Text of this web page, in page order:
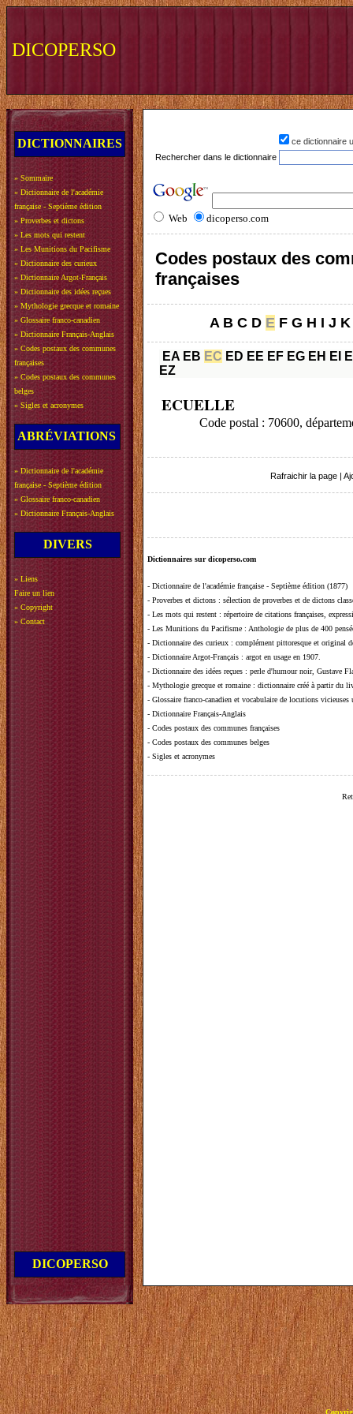
DICOPERSO
DICTIONNAIRES
» Sommaire
» Dictionnaire de l'académie
française - Septième édition
» Proverbes et dictons
» Les mots qui restent
» Les Munitions du Pacifisme
» Dictionnaire des curieux
» Dictionnaire Argot-Français
» Dictionnaire des idées reçues
» Mythologie grecque et romaine
» Glossaire franco-canadien
» Dictionnaire Français-Anglais
» Codes postaux des communes
françaises
» Codes postaux des communes
belges
» Sigles et acronymes
ABRÉVIATIONS
» Dictionnaire de l'académie
française - Septième édition
» Glossaire franco-canadien
» Dictionnaire Français-Anglais
DIVERS
» Liens
Faire un lien
» Copyright
» Contact
DICOPERSO
ce dictionnaire
Rechercher dans le dictionnaire
Web dicoperso.com
Codes postaux des
françaises
A B C D E F G H I J K
EA EB EC ED EE EF EG EH EI
EZ
ECUELLE
Code postal : 70600,
Rafraichir la page
Dictionnaires sur dicoperso.com
- Dictionnaire de l'académie française - Septième édition (1877)
- Proverbes et dictons : sélection de proverbes et de dictons
- Les mots qui restent : répertoire de citations françaises,
- Les Munitions du Pacifisme : Anthologie de plus de 400
- Dictionnaire des curieux : complément pittoresque et original
- Dictionnaire Argot-Français : argot en usage en 1907.
- Dictionnaire des idées reçues : perle d'humour noir, Gustave
- Mythologie grecque et romaine : dictionnaire créé à partir du
- Glossaire franco-canadien et vocabulaire de locutions vicieuses
- Dictionnaire Français-Anglais
- Codes postaux des communes françaises
- Codes postaux des communes belges
- Sigles et acronymes